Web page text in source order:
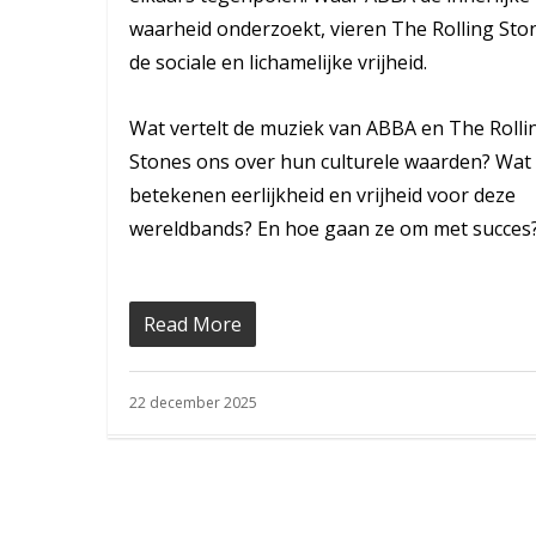
waarheid onderzoekt, vieren The Rolling
de sociale en lichamelijke vrijheid.
Wat vertelt de muziek van ABBA en The
Stones ons over hun culturele waarden? Wat
betekenen eerlijkheid en vrijheid voor deze
wereldbands? En hoe gaan ze om met
Read More
22 december 2025